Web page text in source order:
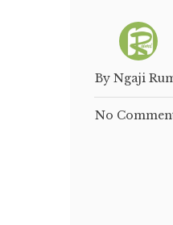
By Ngaji
No